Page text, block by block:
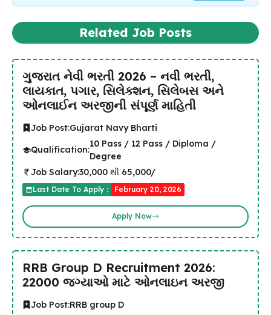
Related Job Posts
ગુજરાત નેવી ભરતી 2026 – નવી ભરતી,
લાયકાત, પગાર, સિલેક્શન, સિલેબસ અને
ઓનલાઈન અરજીની સંપૂર્ણ માહિતી
Job Post:Gujarat Navy Bharti
Qualification:
10 Pass / 12 Pass / Diploma /
Degree
Job Salary:₹30,000 થી ₹65,000/
Last Date To Apply : February 20, 2026
Apply Now
RRB Group D Recruitment 2026:
22000 જગ્યાઓ માટે ઓનલાઇન અરજી
Job Post:RRB group D